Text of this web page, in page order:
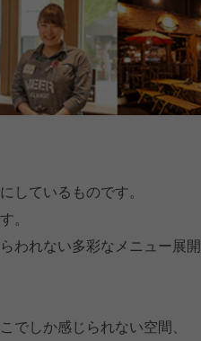
しているものです。
。
われない多彩なメニュー展開
でしか感じられない空間、